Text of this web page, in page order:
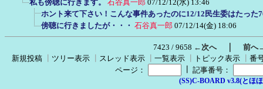
私も傍聴に行きます。
石谷真一郎 07/12/12(水) 13:46
ホント来て下さい！こんな事件あったのに12/12民生委はたった
傍聴に行きましたが・・・ 石谷真一郎 07/12/14(金) 18:06
7423 / 9658 ←次へ｜ 前へ
新規投稿
ツリー表示 スレッド表示 一覧表示 トピック表示
番
ページ：
記事番号：
(SS)C-BOARD v3.8(とほ